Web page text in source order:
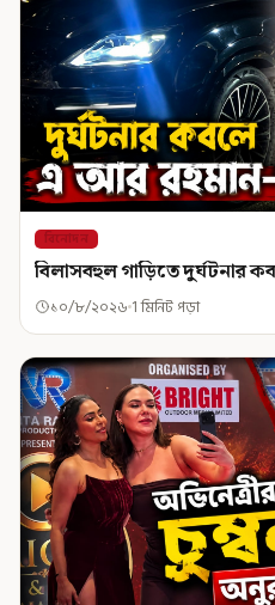
বিনোদন
বিলাসবহুল গাড়িতে দুর্ঘটনার
১০/৮/২০২৬ 1 মিনিট পড়া